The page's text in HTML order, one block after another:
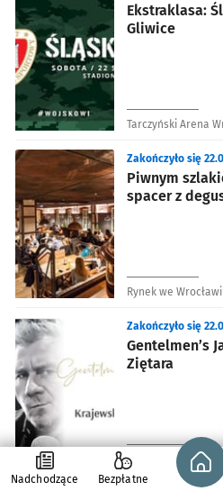
Ekstraklasa:
Gliwice
Tarczyński Arena
Piwnym
spacer z
Zakończyło się
Rynek we
Gentelmen’s
Ziętara
Zakończyło się
Babie Lato
Nadchodzące Bezpłatne